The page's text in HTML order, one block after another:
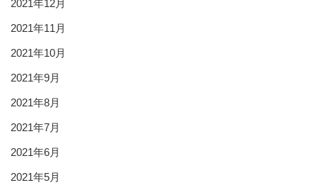
2021年12月
2021年11月
2021年10月
2021年9月
2021年8月
2021年7月
2021年6月
2021年5月